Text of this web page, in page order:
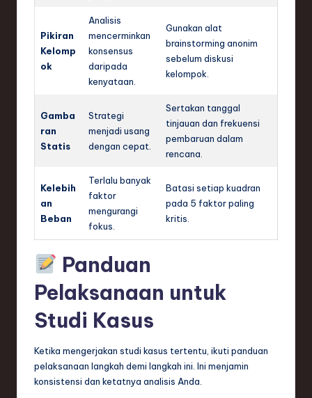
Pikiran
Kelomp
ok
Analisis
mencerminkan
konsensus
daripada
kenyataan.
Gunakan alat
brainstorming anonim
sebelum diskusi
kelompok.
Gamba
ran
Statis
Strategi
menjadi usang
dengan cepat.
Sertakan tanggal
tinjauan dan frekuensi
pembaruan dalam
rencana.
Kelebih
an
Beban
Terlalu banyak
faktor
mengurangi
fokus.
Batasi setiap kuadran
pada 5 faktor paling
kritis.
Panduan
Pelaksanaan untuk
Studi Kasus
Ketika mengerjakan studi kasus tertentu, ikuti panduan
pelaksanaan langkah demi langkah ini. Ini menjamin
konsistensi dan ketatnya analisis Anda.